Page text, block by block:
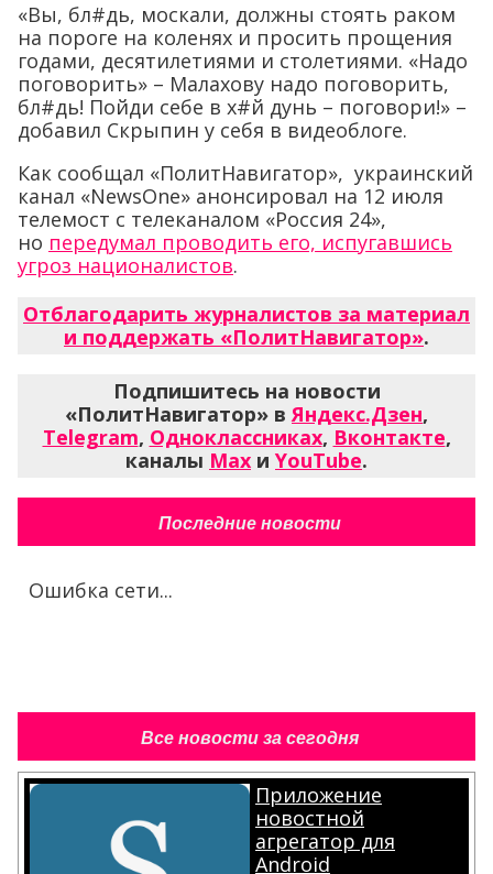
«Вы, бл#дь, москали, должны стоять раком
на пороге на коленях и просить прощения
годами, десятилетиями и столетиями. «Надо
поговорить» – Малахову надо поговорить,
бл#дь! Пойди себе в х#й дунь – поговори!» –
добавил Скрыпин у себя в видеоблоге.
Как сообщал «ПолитНавигатор», украинский
канал «NewsOne» анонсировал на 12 июля
телемост с телеканалом «Россия 24»,
но передумал проводить его, испугавшись
угроз националистов.
Отблагодарить журналистов за материал
и поддержать «ПолитНавигатор».
Подпишитесь на новости
«ПолитНавигатор» вЯндекс.Дзен,
Telegram, Одноклассниках, Вконтакте,
каналы Max и YouTube.
Последние новости
Ошибка сети...
Все новости за сегодня
Приложение
новостной
агрегатор для
Android